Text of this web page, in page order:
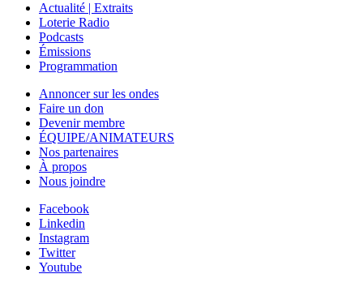
Actualité | Extraits
Loterie Radio
Podcasts
Émissions
Programmation
Annoncer sur les ondes
Faire un don
Devenir membre
ÉQUIPE/ANIMATEURS
Nos partenaires
À propos
Nous joindre
Facebook
Linkedin
Instagram
Twitter
Youtube